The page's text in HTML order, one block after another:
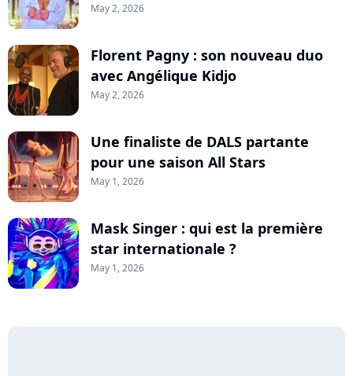
May 2, 2026
Florent Pagny : son nouveau duo
avec Angélique Kidjo
May 2, 2026
Une finaliste de DALS partante
pour une saison All Stars
May 1, 2026
Mask Singer : qui est la première
star internationale ?
May 1, 2026